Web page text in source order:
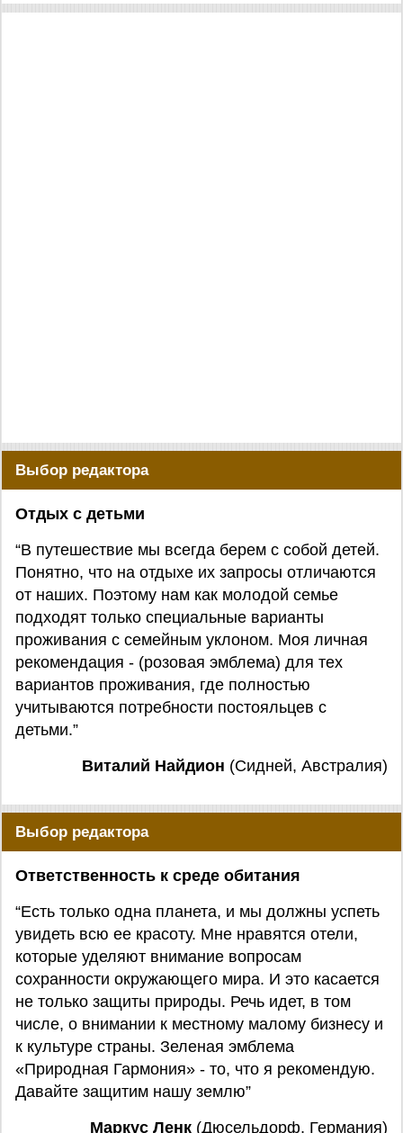
Выбор редактора
Отдых с детьми
“В путешествие мы всегда берем с собой детей.
Понятно, что на отдыхе их запросы отличаются
от наших. Поэтому нам как молодой семье
подходят только специальные варианты
проживания с семейным уклоном. Моя личная
рекомендация - (розовая эмблема) для тех
вариантов проживания, где полностью
учитываются потребности постояльцев с
детьми.”
Виталий Найдион (Сидней, Австралия)
Выбор редактора
Ответственность к среде обитания
“Есть только одна планета, и мы должны успеть
увидеть всю ее красоту. Мне нравятся отели,
которые уделяют внимание вопросам
сохранности окружающего мира. И это касается
не только защиты природы. Речь идет, в том
числе, о внимании к местному малому бизнесу и
к культуре страны. Зеленая эмблема
«Природная Гармония» - то, что я рекомендую.
Давайте защитим нашу землю”
Маркус Ленк (Дюсельдорф, Германия)